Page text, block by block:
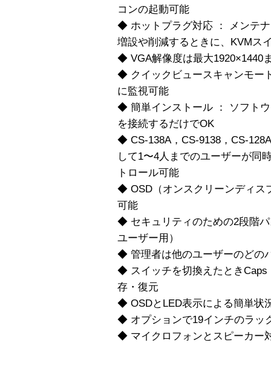
コンの起動可能
◆ ホットプラグ対応 ： メンテ
増設や削減するときに、KVMス
◆ VGA解像度は最大1920×1440
◆ クイックビュースキャンモー
に監視可能
◆ 簡単インストール ： ソフト
を接続するだけでOK
◆ CS-138A，CS-9138，CS-
して1〜4人までのユーザーが同
トロール可能
◆ OSD（オンスクリーンディス
可能
◆ セキュリティのための2段階
ユーザー用）
◆ 管理者は他のユーザーのどの
◆ スイッチを切換えたときCaps
存・復元
◆ OSDとLED表示による簡単状
◆ オプションで19インチのラッ
◆ マイクロフォンとスピーカー